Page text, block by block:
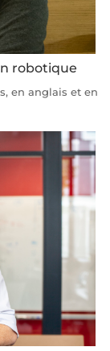
robotique
en anglais et en